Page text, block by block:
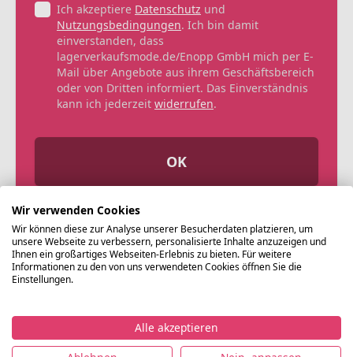
Ich akzeptiere Datenschutz und
Nutzungsbedingungen. Ich bin damit
einverstanden, dass
lagerverkaufsmode.de/Enopp GmbH mich per E-
Mail über Angebote aus ihrem Geschäftsbereich
oder von Dritten informiert. Das Einverständnis
kann ich jederzeit widerrufen.
OK
Wir verwenden Cookies
Wir können diese zur Analyse unserer Besucherdaten platzieren, um
unsere Webseite zu verbessern, personalisierte Inhalte anzuzeigen und
Ihnen ein großartiges Webseiten-Erlebnis zu bieten. Für weitere
Informationen zu den von uns verwendeten Cookies öffnen Sie die
Einstellungen.
Alle akzeptieren